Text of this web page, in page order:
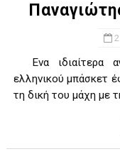
U21: Τεράστια
Γ΄ανδρών play offs :
Play off B εφήβων Β
Ενα ιδιαίτερα
ελληνικού μπάσκετ
τη δική του μάχη με